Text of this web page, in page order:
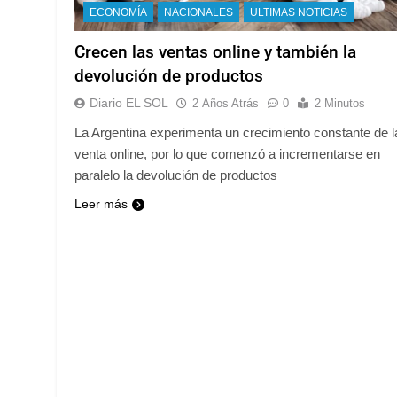
ECONOMÍA NACIONALES ULTIMAS NOTICIAS
Crecen las ventas online y también la
devolución de productos
Diario EL SOL 2 Años Atrás 0 2 Minutos
La Argentina experimenta un crecimiento constante de
venta online, por lo que comenzó a incrementarse en
paralelo la devolución de productos
Leer más